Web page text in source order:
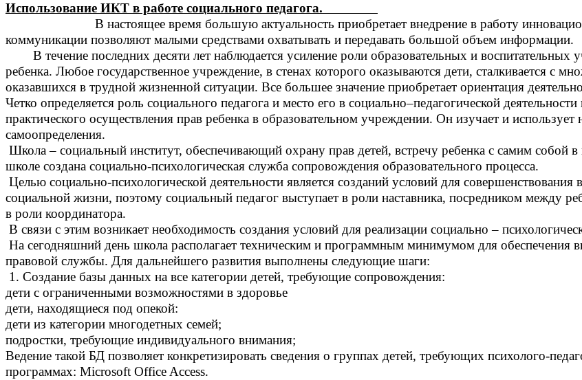
Использование ИКТ в работе социального педагога.
В настоящее время большую актуальность приобретает внедрение в работу
коммуникации позволяют малыми средствами охватывать и передавать большой объем информации.
В течение последних десяти лет наблюдается усиление роли образовательных и
ребенка. Любое государственное учреждение, в стенах которого оказываются дети, сталкивается с
оказавшихся в трудной жизненной ситуации. Все большее значение приобретает ориентация
Четко определяется роль социального педагога и место его в социально–педагогической
практического осуществления прав ребенка в образовательном учреждении. Он изучает и
самоопределения.
Школа – социальный институт, обеспечивающий охрану прав детей, встречу ребенка с самим собой
школе создана социально-психологическая служба сопровождения образовательного процесса.
Целью социально-психологической деятельности является созданий условий для
социальной жизни, поэтому социальный педагог выступает в роли наставника, посредником между
в роли координатора.
В связи с этим возникает необходимость создания условий для реализации социально –
На сегодняшний день школа располагает техническим и программным минимумом для обеспечения
правовой службы. Для дальнейшего развития выполнены следующие шаги:
1. Создание базы данных на все категории детей, требующие сопровождения:
дети с ограниченными возможностями в здоровье
дети, находящиеся под опекой:
дети из категории многодетных семей;
подростки, требующие индивидуального внимания;
Ведение такой БД позволяет конкретизировать сведения о группах детей, требующих психолого-
программах: Microsoft Office Access.